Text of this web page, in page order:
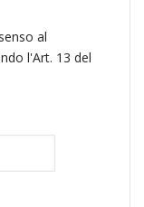
al
l'Art. 13 del